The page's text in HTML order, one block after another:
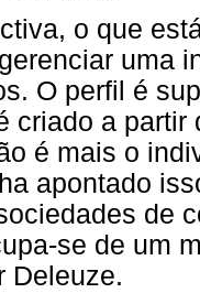
o que
uma
O perfil é
criado a partir
é mais o
apontado
de
se de um
Deleuze.